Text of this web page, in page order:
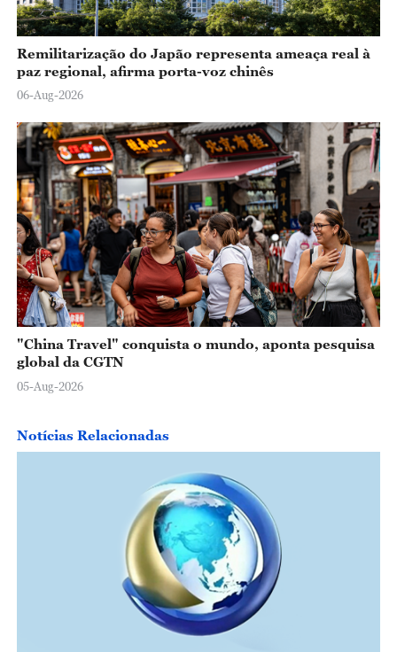
Remilitarização do Japão representa ameaça real à
paz regional, afirma porta-voz chinês
06-Aug-2026
"China Travel" conquista o mundo, aponta pesquisa
global da CGTN
05-Aug-2026
Notícias Relacionadas